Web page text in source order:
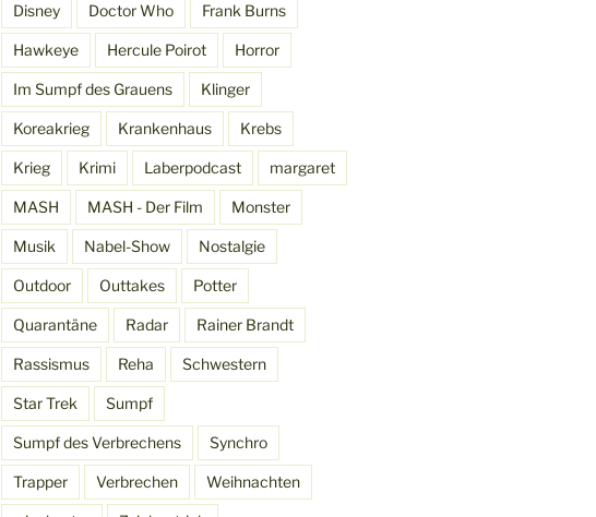
Disney Doctor Who Frank Burns
Hawkeye Hercule Poirot Horror
Im Sumpf des Grauens Klinger
Koreakrieg Krankenhaus Krebs
Krieg Krimi Laberpodcast margaret
MASH MASH - Der Film Monster
Musik Nabel-Show Nostalgie
Outdoor Outtakes Potter
Quarantäne Radar Rainer Brandt
Rassismus Reha Schwestern
Star Trek Sumpf
Sumpf des Verbrechens Synchro
Trapper Verbrechen Weihnachten